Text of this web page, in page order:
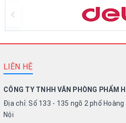
LIÊN HỆ
CÔNG TY TNHH VĂN PHÒNG PHẨM
Địa chỉ: Số 133 - 135 ngõ 2 phố
Nội